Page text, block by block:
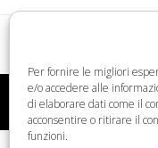
Per fornire le migliori
e/o accedere alle
di elaborare dati come il
acconsentire o ritirare il
funzioni.
post:
Web